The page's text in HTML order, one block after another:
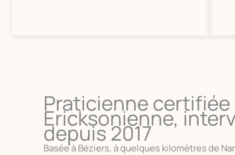
Praticienne
Ericksonienne,
depuis 2017
Basée à Béziers, à quelques kilomètres de